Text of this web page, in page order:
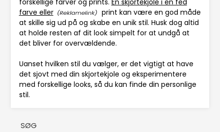
forskellige farver og prints. En skjortekjole i en fed
farve eller
print kan være en god måde
at skille sig ud på og skabe en unik stil. Husk dog altid
at holde resten af dit look simpelt for at undgå at
det bliver for overvældende.
Uanset hvilken stil du vælger, er det vigtigt at have
det sjovt med din skjortekjole og eksperimentere
med forskellige looks, så du kan finde din personlige
stil.
SØG